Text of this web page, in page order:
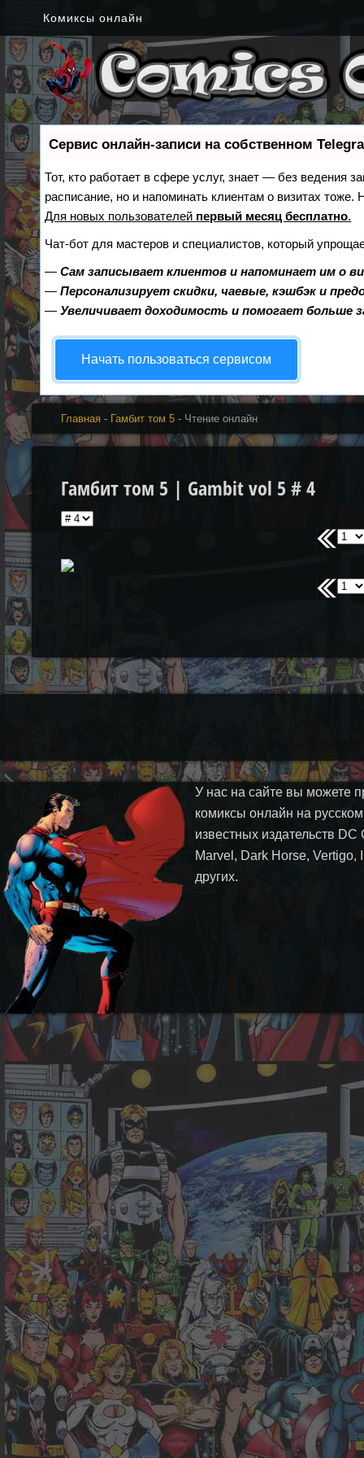
Комиксы онлайн
Сервис онлайн-записи на собственном
Тот, кто работает в сфере услуг, знает — без ведения
расписание, но и напоминать клиентам о визитах
Для новых пользователей первый месяц бесплатно.
Чат-бот для мастеров и специалистов, который
—Сам записывает клиентов и напоминает им о
—Персонализирует скидки, чаевые, кэшбэк и
—Увеличивает доходимость и помогает больше
Начать пользоваться сервисом
Главная - Гамбит том 5 - Чтение онлайн
Гамбит том 5 | Gambit vol 5 # 4
У нас на сайте вы можете
комиксы онлайн на
известных издательств DC
Marvel, Dark Horse, Vertigo,
других.